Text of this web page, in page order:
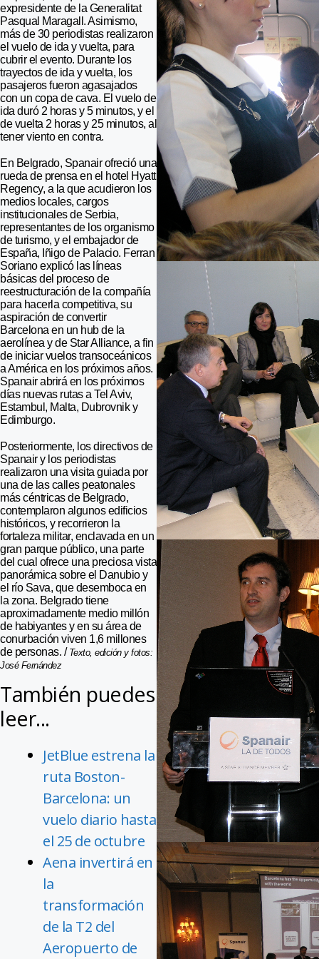
expresidente de la Generalitat
Pasqual Maragall. Asimismo,
más de 30 periodistas realizaron
el vuelo de ida y vuelta, para
cubrir el evento. Durante los
trayectos de ida y vuelta, los
pasajeros fueron agasajados
con un copa de cava. El vuelo de
ida duró 2 horas y 5 minutos, y el
de vuelta 2 horas y 25 minutos, al
tener viento en contra.
En Belgrado, Spanair ofreció una
rueda de prensa en el hotel Hyatt
Regency, a la que acudieron los
medios locales, cargos
institucionales de Serbia,
representantes de los organismo
de turismo, y el embajador de
España, Iñigo de Palacio. Ferran
Soriano explicó las líneas
básicas del proceso de
reestructuración de la compañía
para hacerla competitiva, su
aspiración de convertir
Barcelona en un hub de la
aerolínea y de Star Alliance, a fin
de iniciar vuelos transoceánicos
a América en los próximos años.
Spanair abrirá en los próximos
días nuevas rutas a Tel Aviv,
Estambul, Malta, Dubrovnik y
Edimburgo.
Posteriormente, los directivos de
Spanair y los periodistas
realizaron una visita guiada por
una de las calles peatonales
más céntricas de Belgrado,
contemplaron algunos edificios
históricos, y recorrieron la
fortaleza militar, enclavada en un
gran parque público, una parte
del cual ofrece una preciosa vista
panorámica sobre el Danubio y
el río Sava, que desemboca en
la zona. Belgrado tiene
aproximadamente medio millón
de habiyantes y en su área de
conurbación viven 1,6 millones
de personas. / Texto, edición y fotos:
José Fernández
También puedes
leer...
JetBlue estrena la
ruta Boston-
Barcelona: un
vuelo diario hasta
el 25 de octubre
Aena invertirá en
la
transformación
de la T2 del
Aeropuerto de